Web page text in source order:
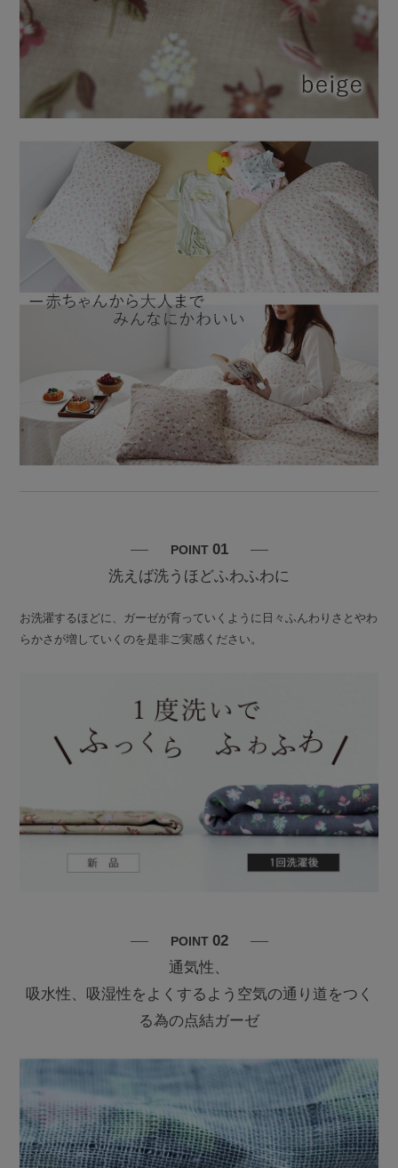
POINT 01
洗えば洗うほどふわふわに
お洗濯するほどに、ガーゼが育っていくように日々ふんわりさとやわ
らかさが増していくのを是非ご実感ください。
POINT 02
通気性、
吸水性、吸湿性をよくするよう空気の通り道をつく
る為の点結ガーゼ